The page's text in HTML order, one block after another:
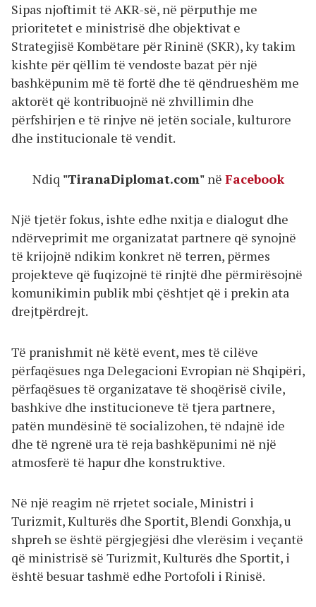
Sipas njoftimit të AKR-së, në përputhje me
prioritetet e ministrisë dhe objektivat e
Strategjisë Kombëtare për Rininë (SKR), ky takim
kishte për qëllim të vendoste bazat për një
bashkëpunim më të fortë dhe të qëndrueshëm me
aktorët që kontribuojnë në zhvillimin dhe
përfshirjen e të rinjve në jetën sociale, kulturore
dhe institucionale të vendit.
Ndiq "TiranaDiplomat.com" në Facebook
Një tjetër fokus, ishte edhe nxitja e dialogut dhe
ndërveprimit me organizatat partnere që synojnë
të krijojnë ndikim konkret në terren, përmes
projekteve që fuqizojnë të rinjtë dhe përmirësojnë
komunikimin publik mbi çështjet që i prekin ata
drejtpërdrejt.
Të pranishmit në këtë event, mes të cilëve
përfaqësues nga Delegacioni Evropian në Shqipëri,
përfaqësues të organizatave të shoqërisë civile,
bashkive dhe institucioneve të tjera partnere,
patën mundësinë të socializohen, të ndajnë ide
dhe të ngrenë ura të reja bashkëpunimi në një
atmosferë të hapur dhe konstruktive.
Në një reagim në rrjetet sociale, Ministri i
Turizmit, Kulturës dhe Sportit, Blendi Gonxhja, u
shpreh se është përgjegjësi dhe vlerësim i veçantë
që ministrisë së Turizmit, Kulturës dhe Sportit, i
është besuar tashmë edhe Portofoli i Rinisë.